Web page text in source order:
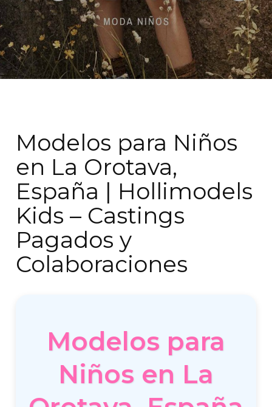
Modelos para Niños
en La Orotava,
España | Hollimodels
Kids – Castings
Pagados y
Colaboraciones
Modelos para
Niños en La